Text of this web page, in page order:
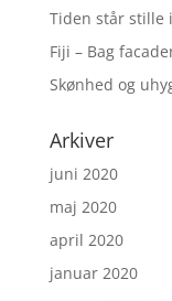
Tiden står stille
Fiji – Bag
Skønhed og
Arkiver
juni 2020
maj 2020
april 2020
januar 2020